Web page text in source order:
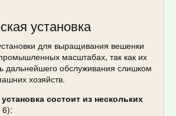
установка
для выращивания вешенки
масштабах, так как их
дальнейшего обслуживания слишком
хозяйств.
состоит из нескольких
6):